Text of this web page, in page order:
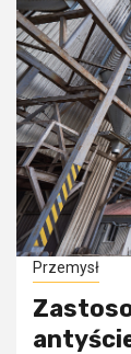
Przemysł